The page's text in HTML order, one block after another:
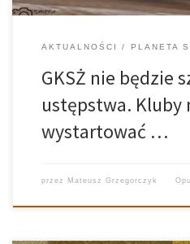
AKTUALNOŚCI PLANETA
GKSŻ nie będzie
ustępstwa. Kluby
wystartować …
przez Mateusz Grzegorczyk